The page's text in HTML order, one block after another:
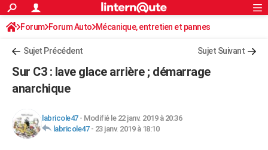
ACTUALITÉS
Politique
Société
Faits Divers
Education
Monde
Villes
+
Programme TV
Streaming
Sorties cinéma
FINANCE
Essais
Réserver un essai
Citadines
Berlines
SUV
Forum auto
HIGH-TECH
Rechercher
S'inscrire
Connexion
Forum Forum Auto Mécanique, entretien et pannes
Sujet Précédent Sujet Suivant
Sur C3 : lave glace arrière ; démarrage
anarchique
labricole47- Modifié le 22 janv. 2019 à 20:36
labricole47- 23 janv. 2019 à 18:10